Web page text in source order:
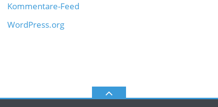
Kommentare-Feed
WordPress.org